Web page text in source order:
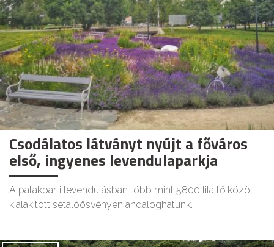
Csodálatos látványt nyújt a főváros
első, ingyenes levendulaparkja
A patakparti levendulásban több mint 5800 lila tő között
kialakított sétálóösvényen andaloghatunk.